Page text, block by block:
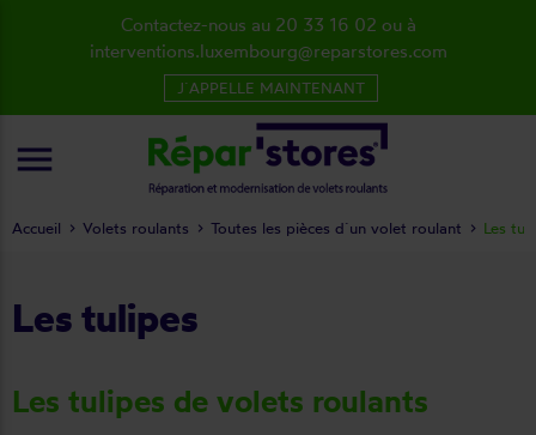
Les tulipes
Les tulipes de volets roulants
Accueil Volets roulants Toutes les pièces d´un volet roulant Les
Contactez-nous au 20 33 16 02 ou à
interventions.luxembourg@reparstores.com
J´APPELLE MAINTENANT
menu